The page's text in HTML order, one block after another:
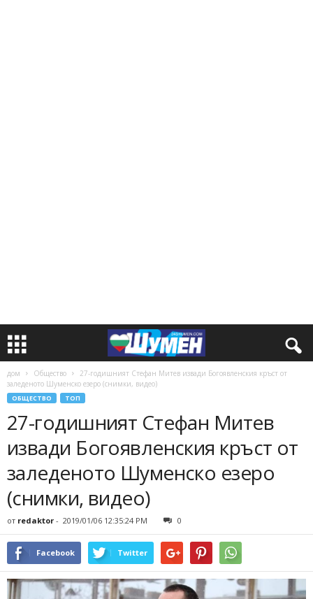
дом Общество
27-годишният Стефан Митев извади Богоявленския кръст от
заледеното Шуменско езеро (снимки, видео)
ОБЩЕСТВО ТОП
27-годишният Стефан Митев
извади Богоявленския кръст от
заледеното Шуменско езеро
(снимки, видео)
от redaktor - 2019/01/06 12:35:24 PM 0
Facebook Twitter